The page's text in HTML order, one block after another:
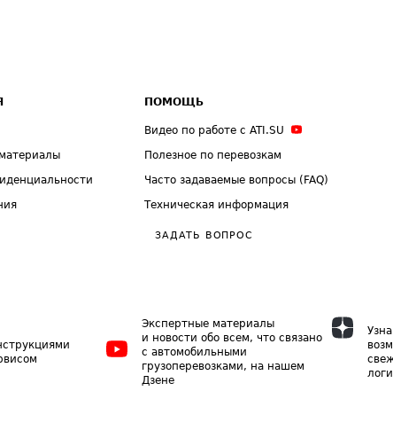
ПОМОЩЬ
Видео по работе с ATI.SU
Полезное по перевозкам
Часто задаваемые вопросы (FAQ)
Техническая информация
ЗАДАТЬ ВОПРОС
Экспертные материалы
и новости обо всем, что связано
с автомобильными
грузоперевозками, на нашем
Дзене